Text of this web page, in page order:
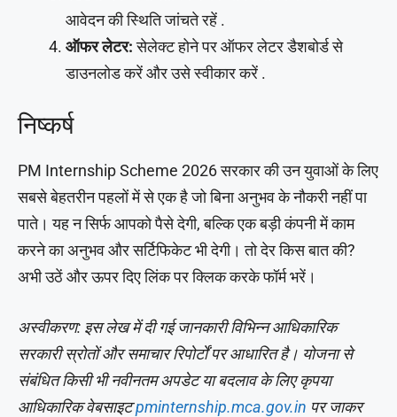
आवेदन की स्थिति जांचते रहें .
ऑफर लेटर:सेलेक्ट होने पर ऑफर लेटर डैशबोर्ड से
डाउनलोड करें और उसे स्वीकार करें .
निष्कर्ष
PM Internship Scheme 2026 सरकार की उन युवाओं के लिए
सबसे बेहतरीन पहलों में से एक है जो बिना अनुभव के नौकरी नहीं पा
पाते। यह न सिर्फ आपको पैसे देगी, बल्कि एक बड़ी कंपनी में काम
करने का अनुभव और सर्टिफिकेट भी देगी। तो देर किस बात की?
अभी उठें और ऊपर दिए लिंक पर क्लिक करके फॉर्म भरें।
अस्वीकरण: इस लेख में दी गई जानकारी विभिन्न आधिकारिक
सरकारी स्रोतों और समाचार रिपोर्टों पर आधारित है। योजना से
संबंधित किसी भी नवीनतम अपडेट या बदलाव के लिए कृपया
आधिकारिक वेबसाइटpminternship.mca.gov.in पर जाकर